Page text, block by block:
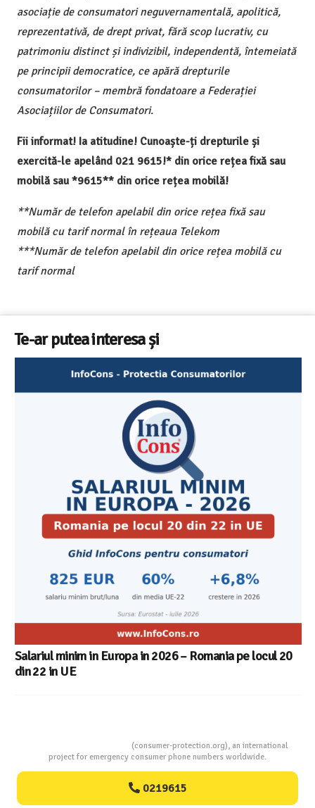
asociație de consumatori neguvernamentală, apolitică,
reprezentativă, de drept privat, fără scop lucrativ, cu
patrimoniu distinct și indivizibil, independentă, întemeiată
pe principii democratice, ce apără drepturile
consumatorilor – membră fondatoare a Federației
Asociațiilor de Consumatori.
Fii informat! Ia atitudine! Cunoaște-ți drepturile și
exercită-le apelând 021 9615!* din orice rețea fixă sau
mobilă sau *9615** din orice rețea mobilă!
**Număr de telefon apelabil din orice rețea fixă sau
mobilă cu tarif normal în rețeaua Telekom
***Număr de telefon apelabil din orice rețea mobilă cu
tarif normal
Te-ar putea interesa și
Cele mai bune masini de spalat vase independente cu
Aplicatia InfoCons
(consumer-protection.org), an international
project for emergency consumer phone numbers worldwide.
0219615